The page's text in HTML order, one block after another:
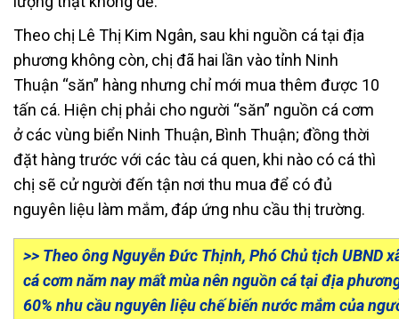
Theo chị Lê Thị Kim Ngân, sau khi nguồn cá tại địa
phương không còn, chị đã hai lần vào tỉnh Ninh
Thuận “săn” hàng nhưng chỉ mới mua thêm được 10
tấn cá. Hiện chị phải cho người “săn” nguồn cá cơm
ở các vùng biển Ninh Thuận, Bình Thuận; đồng thời
đặt hàng trước với các tàu cá quen, khi nào có cá thì
chị sẽ cử người đến tận nơi thu mua để có đủ
nguyên liệu làm mắm, đáp ứng nhu cầu thị trường.
>> Theo ông Nguyễn Đức Thịnh, Phó Chủ tịch UBND
cá cơm năm nay mất mùa nên nguồn cá tại địa
60% nhu cầu nguyên liệu chế biến nước mắm của